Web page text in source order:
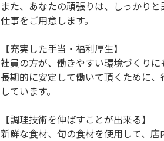
また、あなたの頑張りは、しっかり
仕事をご用意します。
【充実した手当・福利厚生】
社員の方が、働きやすい環境づくりに
長期的に安定して働いて頂くために
しています。
【調理技術を伸ばすことが出来る】
新鮮な食材、旬の食材を使用して、